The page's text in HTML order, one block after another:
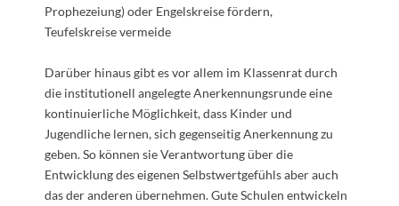
Prophezeiung) oder Engelskreise fördern,
Teufelskreise vermeide
Darüber hinaus gibt es vor allem im Klassenrat durch
die institutionell angelegte Anerkennungsrunde eine
kontinuierliche Möglichkeit, dass Kinder und
Jugendliche lernen, sich gegenseitig Anerkennung zu
geben. So können sie Verantwortung über die
Entwicklung des eigenen Selbstwertgefühls aber auch
das der anderen übernehmen. Gute Schulen entwickeln